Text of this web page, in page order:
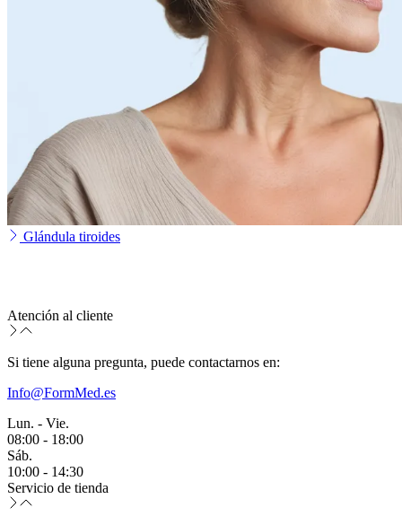
Glándula tiroides
Atención al cliente
Si tiene alguna pregunta, puede contactarnos en:
Info@FormMed.es
Lun. - Vie.
08:00 - 18:00
Sáb.
10:00 - 14:30
Servicio de tienda